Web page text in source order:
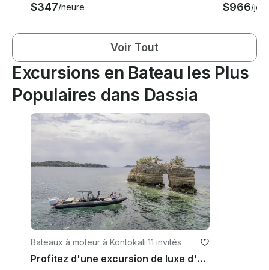
$347/heure $966/jour
Voir Tout
Excursions en Bateau les Plus
Populaires dans Dassia
Bateaux à moteur à Kontokali·11 invités
Profitez d'une excursion de luxe d'une journée avec notre tout nouveau Rib